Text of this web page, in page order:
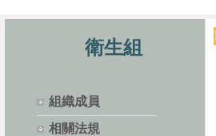
衛生組
組織成員
相關法規